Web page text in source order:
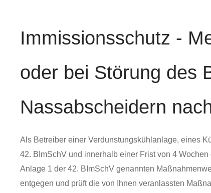
Immissionsschutz -
oder bei Störung des
Nassabscheidern
Als Betreiber einer Verdunstungskühlanlage, eines
42. BImSchV und innerhalb einer Frist von 4
Anlage 1 der 42. BImSchV genannten
entgegen und prüft die von Ihnen veranlassten